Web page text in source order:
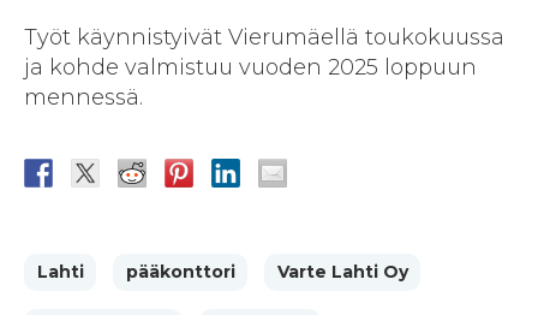
Työt käynnistyivät Vierumäellä toukokuussa
ja kohde valmistuu vuoden 2025 loppuun
mennessä.
Lahti pääkonttori Varte Lahti Oy